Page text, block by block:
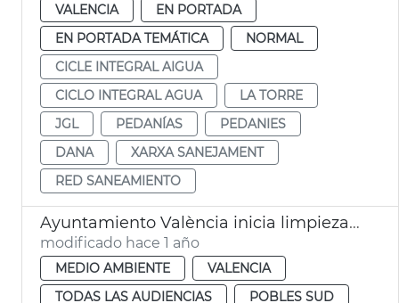
VALENCIA
EN PORTADA
EN PORTADA TEMÁTICA
NORMAL
CICLE INTEGRAL AIGUA
CICLO INTEGRAL AGUA
LA TORRE
JGL
PEDANÍAS
PEDANIES
DANA
XARXA SANEJAMENT
RED SANEAMIENTO
Ayuntamiento València inicia limpieza nuevo cauce Turia dana
modificado hace 1 año
MEDIO AMBIENTE
VALENCIA
TODAS LAS AUDIENCIAS
POBLES SUD